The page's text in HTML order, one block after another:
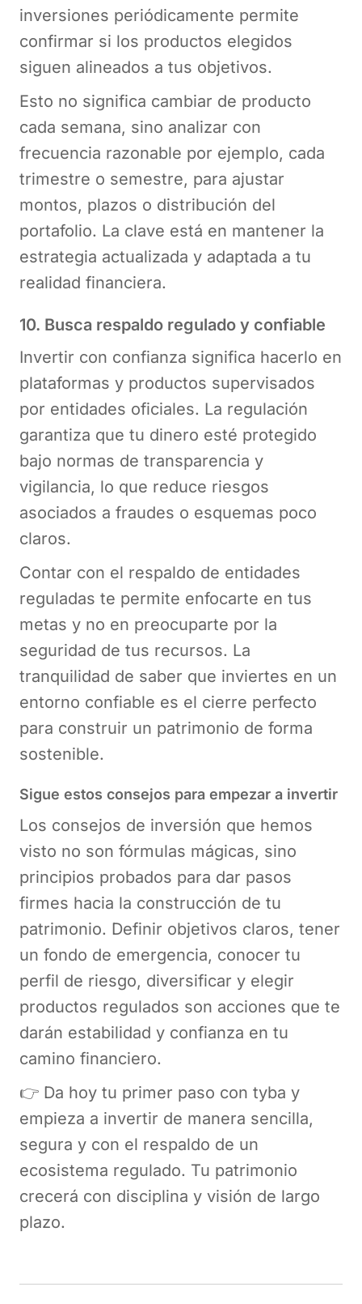
inversiones periódicamente permite
confirmar si los productos elegidos
siguen alineados a tus objetivos.
Esto no significa cambiar de producto
cada semana, sino analizar con
frecuencia razonable por ejemplo, cada
trimestre o semestre, para ajustar
montos, plazos o distribución del
portafolio. La clave está en mantener la
estrategia actualizada y adaptada a tu
realidad financiera.
10. Busca respaldo regulado y confiable
Invertir con confianza significa hacerlo en
plataformas y productos supervisados
por entidades oficiales. La regulación
garantiza que tu dinero esté protegido
bajo normas de transparencia y
vigilancia, lo que reduce riesgos
asociados a fraudes o esquemas poco
claros.
Contar con el respaldo de entidades
reguladas te permite enfocarte en tus
metas y no en preocuparte por la
seguridad de tus recursos. La
tranquilidad de saber que inviertes en un
entorno confiable es el cierre perfecto
para construir un patrimonio de forma
sostenible.
Sigue estos consejos para empezar a invertir
Los consejos de inversión que hemos
visto no son fórmulas mágicas, sino
principios probados para dar pasos
firmes hacia la construcción de tu
patrimonio. Definir objetivos claros, tener
un fondo de emergencia, conocer tu
perfil de riesgo, diversificar y elegir
productos regulados son acciones que te
darán estabilidad y confianza en tu
camino financiero.
👉 Da hoy tu primer paso con tyba y
empieza a invertir de manera sencilla,
segura y con el respaldo de un
ecosistema regulado. Tu patrimonio
crecerá con disciplina y visión de largo
plazo.